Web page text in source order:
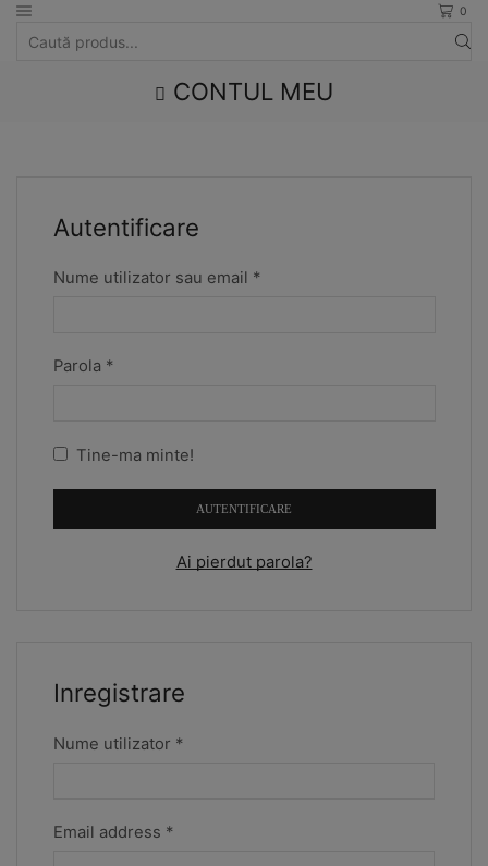
0
CONTUL MEU
Autentificare
Nume utilizator sau email *Required
Parola *Required
Tine-ma minte!
AUTENTIFICARE
Ai pierdut parola?
Inregistrare
Nume utilizator *Required
Email address *Required